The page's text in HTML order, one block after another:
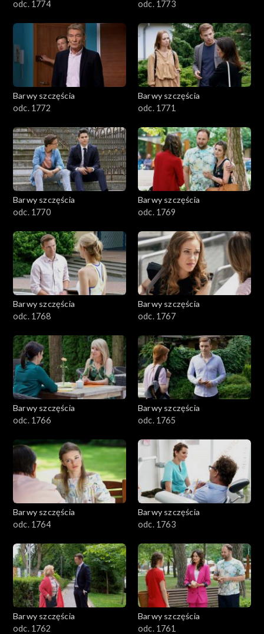
odc. 1774 odc. 1773
Barwy szczęścia
odc. 1772
Barwy szczęścia
odc. 1771
Barwy szczęścia
odc. 1770
Barwy szczęścia
odc. 1769
Barwy szczęścia
odc. 1768
Barwy szczęścia
odc. 1767
Barwy szczęścia
odc. 1766
Barwy szczęścia
odc. 1765
Barwy szczęścia
odc. 1764
Barwy szczęścia
odc. 1763
Barwy szczęścia
odc. 1762
Barwy szczęścia
odc. 1761